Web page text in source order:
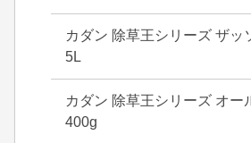
カダン 除草王シリーズ ザッ
5L
カダン 除草王シリーズ オー
400g